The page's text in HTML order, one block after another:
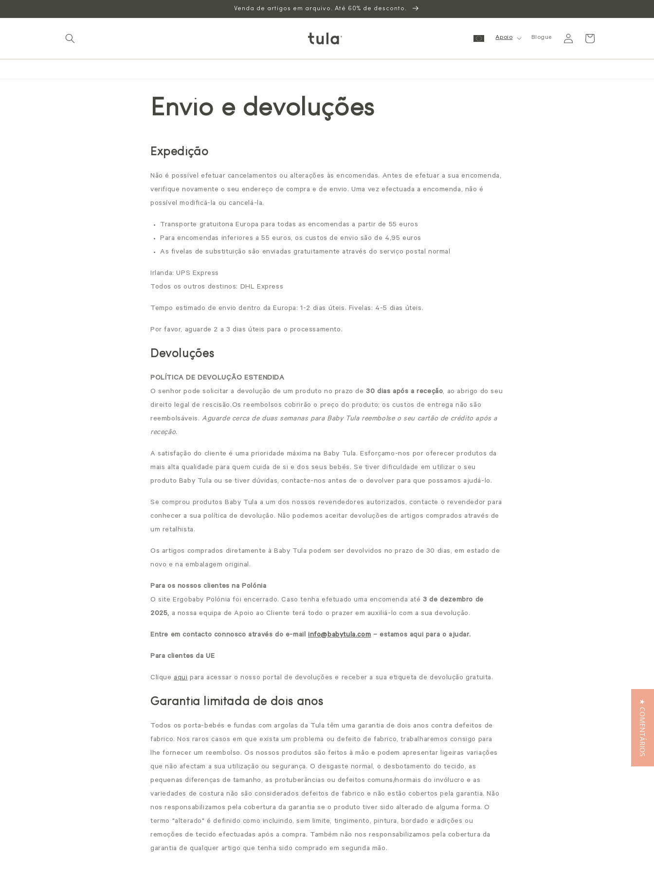
Venda de artigos em arquivo. Até 60% de desconto.
Apoio Blogue
sessão
Carrinho
Envio e devoluções
Expedição
Não é possível efetuar cancelamentos ou alterações às encomendas. Antes de efetuar a sua encomenda,
verifique novamente o seu endereço de compra e de envio. Uma vez efectuada a encomenda, não é
possível modificá-la ou cancelá-la.
Transporte gratuitona Europa para todas as encomendas a partir de 55 euros
Para encomendas inferiores a 55 euros, os custos de envio são de 4,95 euros
As fivelas de substituição são enviadas gratuitamente através do serviço postal normal
Irlanda: UPS Express
Todos os outros destinos: DHL Express
Tempo estimado de envio dentro da Europa: 1-2 dias úteis. Fivelas: 4-5 dias úteis.
Por favor, aguarde 2 a 3 dias úteis para o processamento.
Devoluções
POLÍTICA DE DEVOLUÇÃO ESTENDIDA
O senhor pode solicitar a devolução de um produto no prazo de30 dias após a receção, ao abrigo do seu
direito legal de rescisão.Os reembolsos cobrirão o preço do produto; os custos de entrega não são
reembolsáveis. Aguarde cerca de duas semanas para Baby Tula reembolse o seu cartão de crédito após a
receção.
A satisfação do cliente é uma prioridade máxima na Baby Tula. Esforçamo-nos por oferecer produtos da
mais alta qualidade para quem cuida de si e dos seus bebés. Se tiver dificuldade em utilizar o seu
produto Baby Tula ou se tiver dúvidas, contacte-nos antes de o devolver para que possamos ajudá-lo.
Se comprou produtos Baby Tula a um dos nossos revendedores autorizados, contacte o revendedor para
conhecer a sua política de devolução. Não podemos aceitar devoluções de artigos comprados através de
um retalhista.
Os artigos comprados diretamente à Baby Tula podem ser devolvidos no prazo de 30 dias, em estado de
novo e na embalagem original.
Para os nossos clientes na Polónia
O site Ergobaby Polónia foi encerrado. Caso tenha efetuado uma encomenda até3 de dezembro de
2025, a nossa equipa de Apoio ao Cliente terá todo o prazer em auxiliá-lo com a sua devolução.
Entre em contacto connosco através do e-mailinfo@babytula.com– estamos aqui para o ajudar.
Para clientes da UE
Cliqueaquipara acessar o nosso portal de devoluções e receber a sua etiqueta de devolução gratuita.
Garantia limitada de dois anos
Todos os porta-bebés e fundas com argolas da Tula têm uma garantia de dois anos contra defeitos de
fabrico. Nos raros casos em que exista um problema ou defeito de fabrico, trabalharemos consigo para
lhe fornecer um reembolso. Os nossos produtos são feitos à mão e podem apresentar ligeiras variações
que não afectam a sua utilização ou segurança. O desgaste normal, o desbotamento do tecido, as
pequenas diferenças de tamanho, as protuberâncias ou defeitos comuns/normais do invólucro e as
variedades de costura não são considerados defeitos de fabrico e não estão cobertos pela garantia. Não
nos responsabilizamos pela cobertura da garantia se o produto tiver sido alterado de alguma forma. O
termo "alterado" é definido como incluindo, sem limite, tingimento, pintura, bordado e adições ou
remoções de tecido efectuadas após a compra. Também não nos responsabilizamos pela cobertura da
garantia de qualquer artigo que tenha sido comprado em segunda mão.
★ COMENTÁRIOS